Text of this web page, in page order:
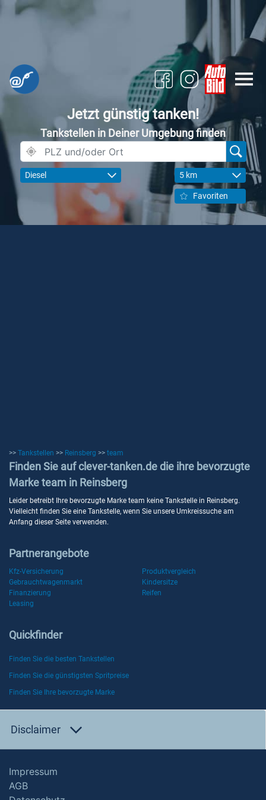
Jetzt günstig tanken!
Tankstellen in Deiner Umgebung finden
Diesel 5 km
Favoriten
>> Tankstellen >> Reinsberg >> team
Finden Sie auf clever-tanken.de die ihre bevorzugte
Marke team in Reinsberg
Leider betreibt Ihre bevorzugte Marke team keine Tankstelle in Reinsberg.
Vielleicht finden Sie eine Tankstelle, wenn Sie unsere Umkreissuche am
Anfang dieser Seite verwenden.
Partnerangebote
Kfz-Versicherung
Produktvergleich
Gebrauchtwagenmarkt
Kindersitze
Finanzierung
Reifen
Leasing
Quickfinder
Finden Sie die besten Tankstellen
Finden Sie die günstigsten Spritpreise
Finden Sie Ihre bevorzugte Marke
Disclaimer
Impressum
AGB